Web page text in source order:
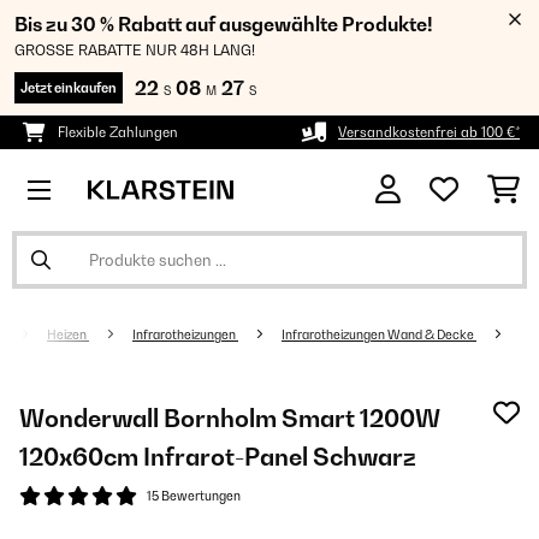
Bis zu 30 % Rabatt auf ausgewählte Produkte!
GROSSE RABATTE NUR 48H LANG!
Jetzt einkaufen 22 S 08 M 27 S
Flexible Zahlungen Versandkostenfrei ab 100 €*
Heizen Infrarotheizungen Infrarotheizungen Wand & Decke
Wonderwall Bornholm Smart 1200W
120x60cm Infrarot-Panel​​ Schwarz
15 Bewertungen